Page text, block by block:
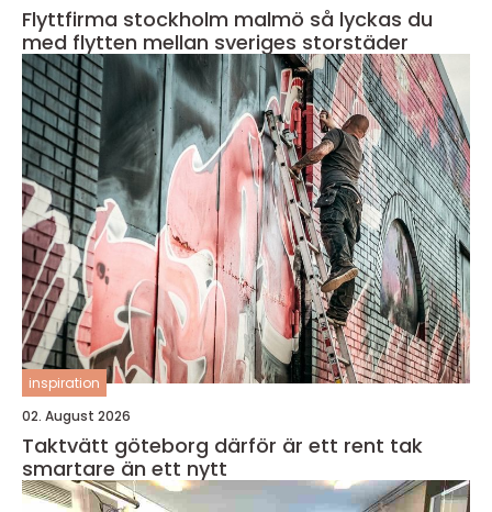
Flyttfirma stockholm malmö så lyckas du
med flytten mellan sveriges storstäder
inspiration
02. August 2026
Taktvätt göteborg därför är ett rent tak
smartare än ett nytt